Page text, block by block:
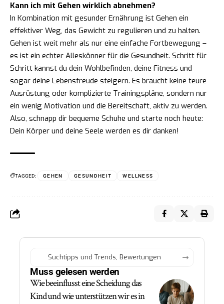
Kann ich mit Gehen wirklich abnehmen?
In Kombination mit gesunder Ernährung ist Gehen ein
effektiver Weg, das Gewicht zu regulieren und zu halten.
Gehen ist weit mehr als nur eine einfache Fortbewegung –
es ist ein echter Alleskönner für die Gesundheit. Schritt für
Schritt kannst du dein Wohlbefinden, deine Fitness und
sogar deine Lebensfreude steigern. Es braucht keine teure
Ausrüstung oder komplizierte Trainingspläne, sondern nur
ein wenig Motivation und die Bereitschaft, aktiv zu werden.
Also, schnapp dir bequeme Schuhe und starte noch heute:
Dein Körper und deine Seele werden es dir danken!
TAGGED: GEHEN GESUNDHEIT WELLNESS
Muss gelesen werden
Wie beeinflusst eine Scheidung das
Kind und wie unterstützen wir es in